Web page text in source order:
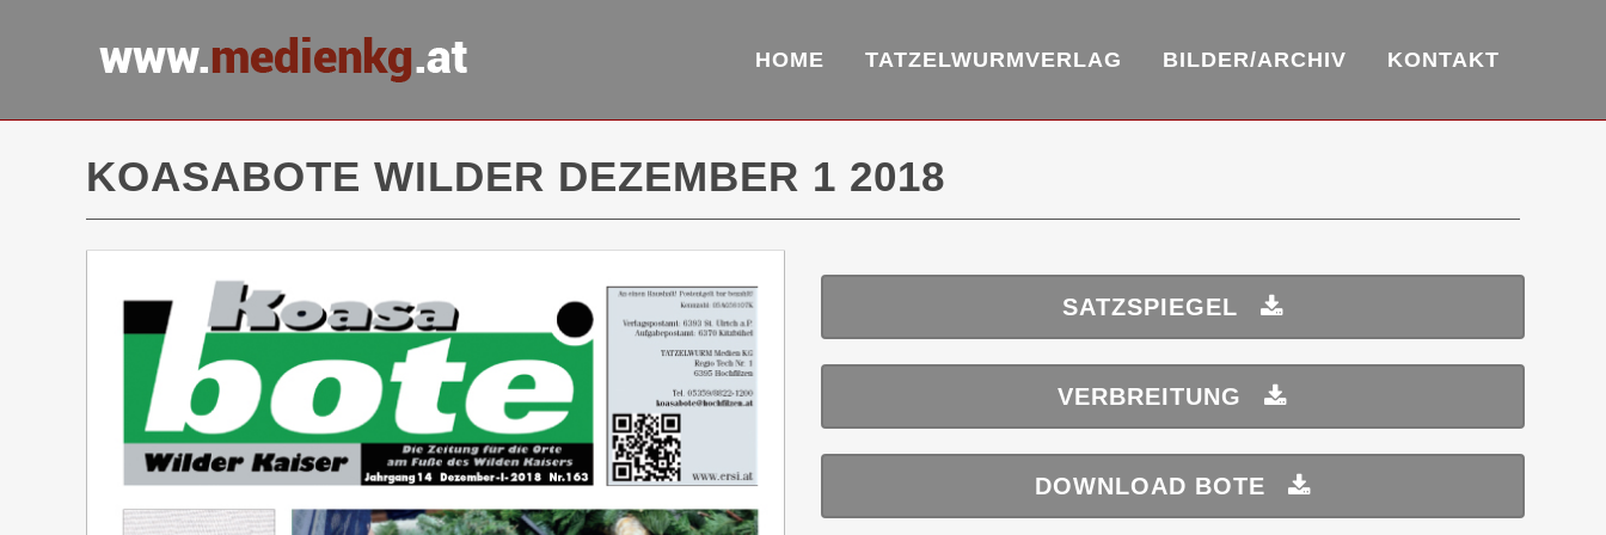
HOME TATZELWURMVERLAG BILDER/ARCHIV KONTAKT
KOASABOTE WILDER DEZEMBER 1 2018
SATZSPIEGEL
VERBREITUNG
DOWNLOAD BOTE